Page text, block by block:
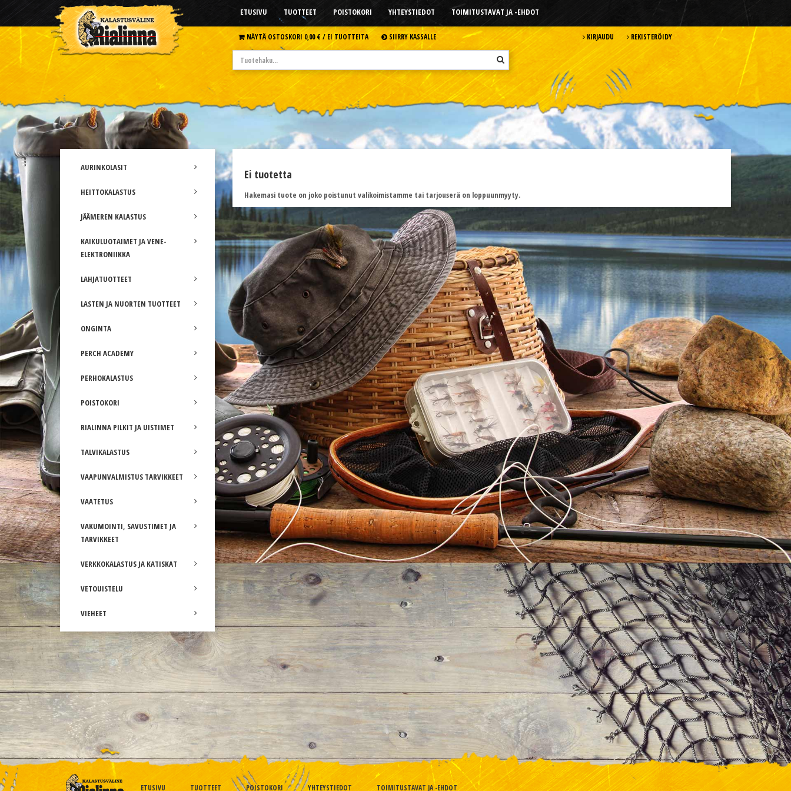
ETUSIVU TUOTTEET POISTOKORI YHTEYSTIEDOT TOIMITUSTAVAT JA -EHDOT
NÄYTÄ OSTOSKORI 0,00 € /EI TUOTTEITA SIIRRY KASSALLE KIRJAUDU REKISTERÖIDY
AURINKOLASIT
HEITTOKALASTUS
JÄÄMEREN KALASTUS
KAIKULUOTAIMET JA VENE-
ELEKTRONIIKKA
LAHJATUOTTEET
LASTEN JA NUORTEN TUOTTEET
ONGINTA
PERCH ACADEMY
PERHOKALASTUS
POISTOKORI
RIALINNA PILKIT JA UISTIMET
TALVIKALASTUS
VAAPUNVALMISTUS TARVIKKEET
VAATETUS
VAKUMOINTI, SAVUSTIMET JA
TARVIKKEET
VERKKOKALASTUS JA KATISKAT
VETOUISTELU
VIEHEET
Ei tuotetta
Hakemasi tuote on joko poistunut valikoimistamme tai tarjouserä on loppuunmyyty.
ETUSIVU TUOTTEET POISTOKORI YHTEYSTIEDOT TOIMITUSTAVAT JA -EHDOT